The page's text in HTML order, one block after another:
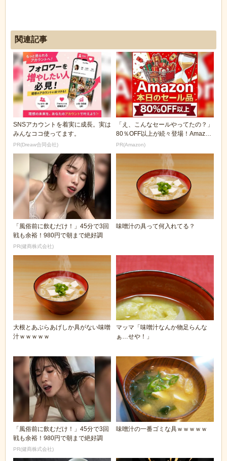
関連記事
SNSアカウントを着実に成長。実は
みんなココ使ってます。
PR(Dreaw合同会社)
「え、こんなセールやってたの？」
80％OFF以上が続々登場！Amazon
の本気が...
PR(Amazon)
「風俗前に飲むだけ！」45分で3回
戦も余裕！980円で朝まで絶好調
PR(健商株式会社)
味噌汁の具って何入れてる？
大根とあぶらあげしか具がない味噌
汁ｗｗｗｗｗ
マッマ「味噌汁なんか物足らんな
ぁ…せや！」
「風俗前に飲むだけ！」45分で3回
戦も余裕！980円で朝まで絶好調
PR(健商株式会社)
味噌汁の一番ゴミな具ｗｗｗｗｗ